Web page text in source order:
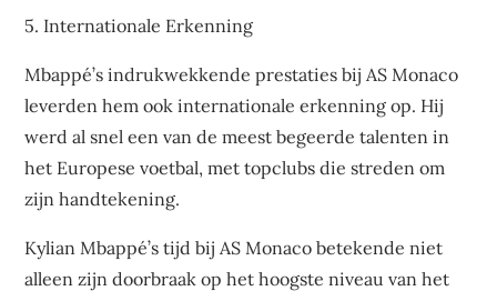
5. Internationale Erkenning
Mbappé’s indrukwekkende prestaties bij AS Monaco
leverden hem ook internationale erkenning op. Hij
werd al snel een van de meest begeerde talenten in
het Europese voetbal, met topclubs die streden om
zijn handtekening.
Kylian Mbappé’s tijd bij AS Monaco betekende niet
alleen zijn doorbraak op het hoogste niveau van het